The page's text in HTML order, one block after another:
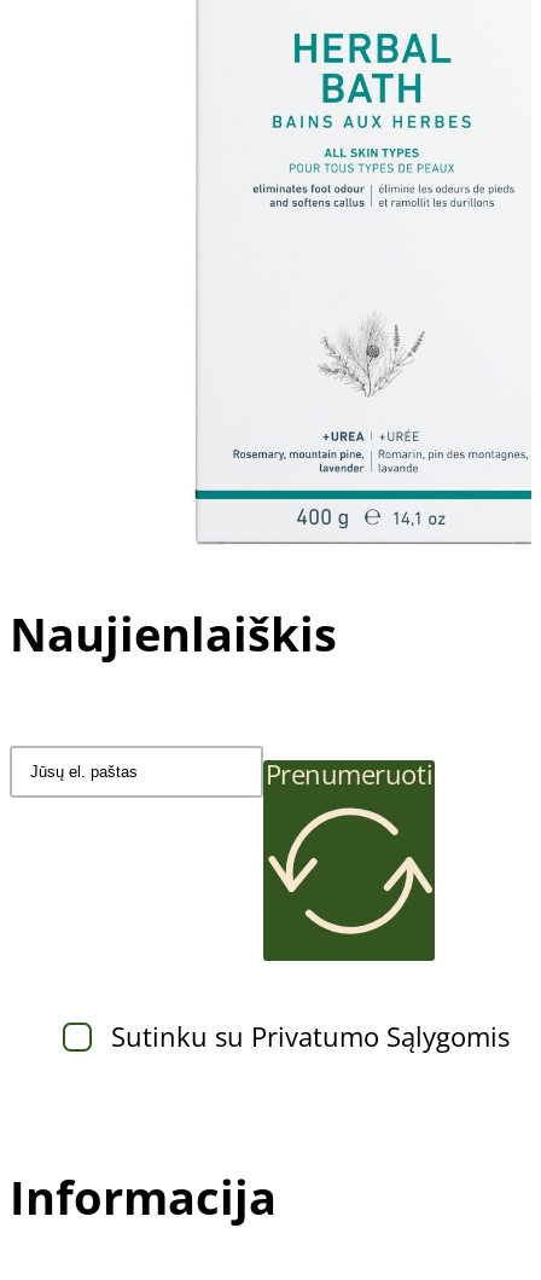
Naujienlaiškis
Prenumeruoti
Sutinku su Privatumo Sąlygomis
Informacija